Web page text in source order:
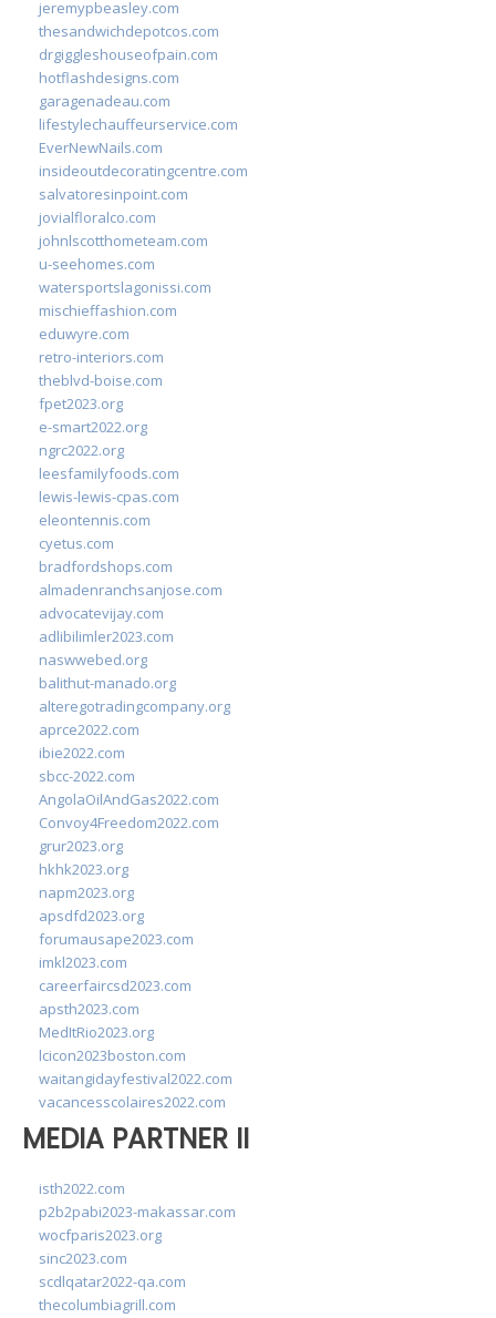
jeremypbeasley.com
thesandwichdepotcos.com
drgiggleshouseofpain.com
hotflashdesigns.com
garagenadeau.com
lifestylechauffeurservice.com
EverNewNails.com
insideoutdecoratingcentre.com
salvatoresinpoint.com
jovialfloralco.com
johnlscotthometeam.com
u-seehomes.com
watersportslagonissi.com
mischieffashion.com
eduwyre.com
retro-interiors.com
theblvd-boise.com
fpet2023.org
e-smart2022.org
ngrc2022.org
leesfamilyfoods.com
lewis-lewis-cpas.com
eleontennis.com
cyetus.com
bradfordshops.com
almadenranchsanjose.com
advocatevijay.com
adlibilimler2023.com
naswwebed.org
balithut-manado.org
alteregotradingcompany.org
aprce2022.com
ibie2022.com
sbcc-2022.com
AngolaOilAndGas2022.com
Convoy4Freedom2022.com
grur2023.org
hkhk2023.org
napm2023.org
apsdfd2023.org
forumausape2023.com
imkl2023.com
careerfaircsd2023.com
apsth2023.com
MedItRio2023.org
lcicon2023boston.com
waitangidayfestival2022.com
vacancesscolaires2022.com
MEDIA PARTNER II
isth2022.com
p2b2pabi2023-makassar.com
wocfparis2023.org
sinc2023.com
scdlqatar2022-qa.com
thecolumbiagrill.com